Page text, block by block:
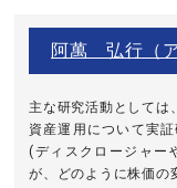
阿萬 弘行（
主な研究活動としては
資産運用について実
(ディスクロージャー
が、どのように株価の